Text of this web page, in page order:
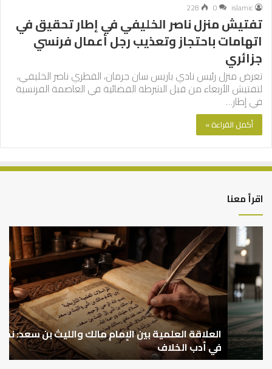
islamic
0
228
تفتيش منزل ناصر الخليفي في إطار تحقيق في
اتهامات باحتجاز وتعذيب رجل أعمال فرنسي
جزائري
تعرض منزل رئيس نادي باريس سان جرمان، القطري ناصر الخليفي،
لتفتيش الأربعاء من قبل الشرطة القضائية في العاصمة الفرنسية
في إطار…
أكمل القراءة »
اقرأ معنا
العلاقة
العلمية
الإمام
مالك
والليث
بن
سعد:
نموذج
في
أدب
العلاقة العلمية بين الإمام مالك والليث بن سعد: نموذج
في أدب الخلاف
..
ما